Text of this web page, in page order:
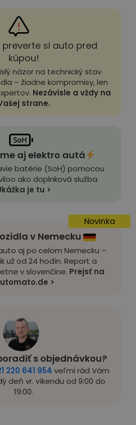
s objednávkou?
220 641 954 veľmi rád Vám
deň vr. víkendu od 9:00 do
19:00.
preverte si auto pred
kúpou!
názor na technický stav
– žiadne kompromisy, len
Nezávisle a vždy na
strane.
aj elektro autá
batérie (SoH) pomocou
ako doplnková služba.
je tu >
Novinka
v Nemecku
aj po celom Nemecku –
už od 24 hodín. Report a
v slovenčine. Prejsť na
>